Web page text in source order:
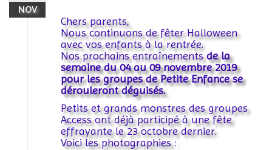
NOV
Chers parents,
Nous continuons de fêter Halloween
avec vos enfants à la rentrée.
Nos prochains entraînementsde la
semaine du 04 au 09 novembre 2019
pour les groupes de Petite Enfance se
dérouleront déguisés.
Petits et grands monstres des groupes
Access ont déjà participé à une fête
effrayante le 23 octobre dernier.
Voici les photographies :